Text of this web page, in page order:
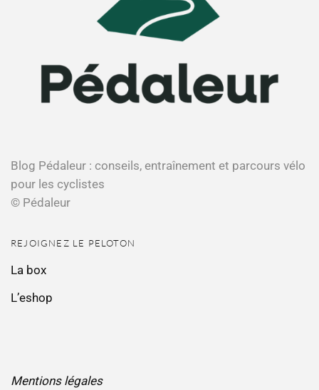
Blog Pédaleur : conseils, entraînement et parcours vélo
pour les cyclistes
© Pédaleur
REJOIGNEZ LE PELOTON
La box
L’eshop
Mentions légales